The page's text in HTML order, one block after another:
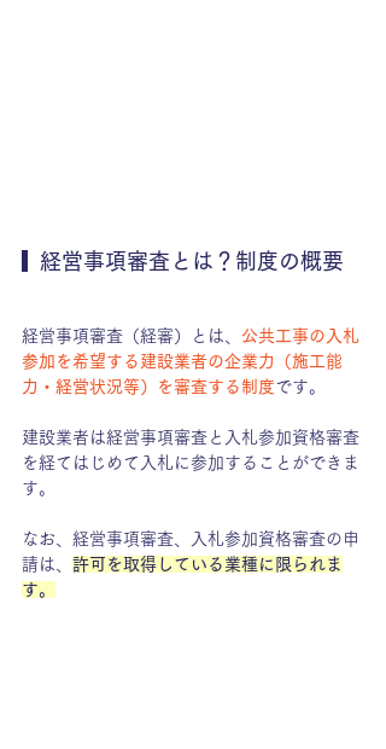
経営事項審査とは？制度の概要
経営事項審査（経審）とは、 公共工事の入札
参加を希望する建設業者の企業力（施工能
力・経営状況等）を審査する制度 です。
建設業者は経営事項審査と入札参加資格審査
を経てはじめて入札に参加することができま
す。
なお、経営事項審査、入札参加資格審査の申
請は、 許可を取得している業種に限られま
す。